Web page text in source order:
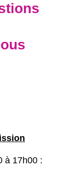
à 17h00 :